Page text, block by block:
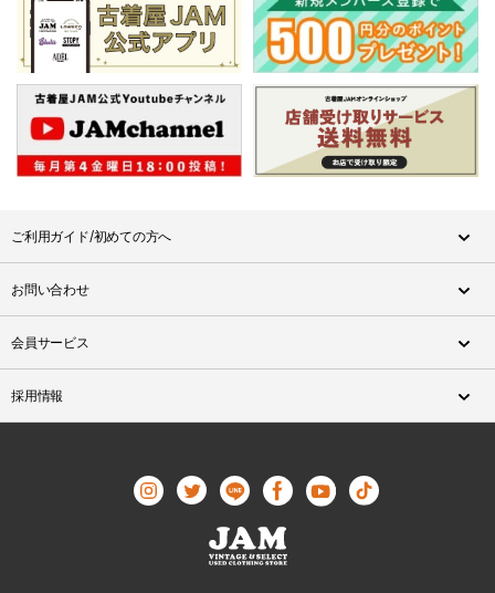
ご利用ガイド/初めての方へ
お問い合わせ
会員サービス
採用情報